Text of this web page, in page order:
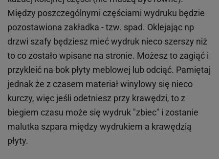
Między poszczególnymi częściami wydruku będzie
pozostawiona zakładka - tzw. spad. Oklejając np
drzwi szafy będziesz mieć wydruk nieco szerszy niż
to co zostało wpisane na stronie. Możesz to zagiąć i
przykleić na bok płyty meblowej lub odciąć. Pamiętaj
jednak że z czasem materiał winylowy się nieco
kurczy, więc jeśli odetniesz przy krawędzi, to z
biegiem czasu może się wydruk "zbiec" i zostanie
malutka szpara między wydrukiem a krawędzią
płyty.